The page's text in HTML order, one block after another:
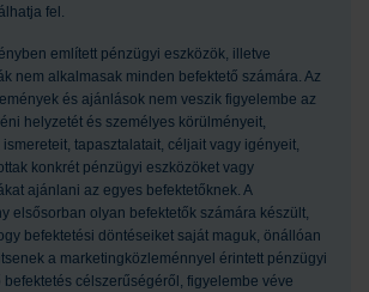
fel.
említett pénzügyi eszközök, illetve
nem alkalmasak minden befektető számára. Az
és ajánlások nem veszik figyelembe az
helyzetét és személyes körülményeit,
tapasztalatait, céljait vagy igényeit,
konkrét pénzügyi eszközöket vagy
ajánlani az egyes befektetőknek. A
elsősorban olyan befektetők számára készült,
befektetési döntéseiket saját maguk, önállóan
a marketingközleménnyel érintett pénzügyi
célszerűségéről, figyelembe véve